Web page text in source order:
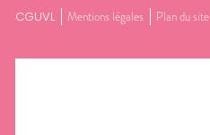
CGUVL Mentions légales Plan du site